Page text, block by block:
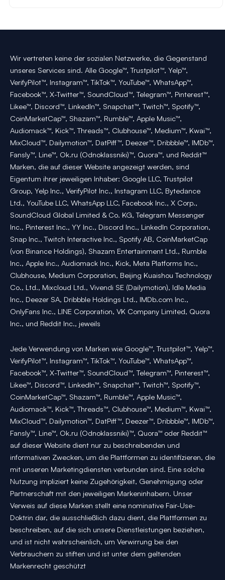
Wir vertreten keine der sozialen Netzwerke, die Gegenstand
unseres Services sind. Alle Google™, Trustpilot™, Yelp™,
VerifyPilot™, Instagram™, TikTok™, YouTube™, WhatsApp™,
Facebook™, X-Twitter™, SoundCloud™, Telegram™, Pinterest™,
Likee™, Discord™, LinkedIn™, Snapchat™, Twitch™, Spotify™,
CoinMarketCap™, Shazam™, Rumble™, Apple Music™,
Audiomack™, Kick™, Threads™, Clubhouse™, Medium™, Kwai™,
MixCloud™, Dailymotion™, DatPiff™, Deezer™, Dribbble™, IMDb™,
Fansly™, Line™, Ok.ru (Odnoklassniki)™, Quora™, und Reddit™
Marken, die auf dieser Website angezeigt werden, sind
Eigentum ihrer jeweiligen Inhaber: Google LLC, Trustpilot
Group, Yelp Inc., VerifyPilot Inc., Instagram LLC, Bytedance
Ltd., YouTube LLC, WhatsApp LLC, Facebook Inc., X Corp.,
SoundCloud Global Limited & Co. KG, Telegram Messenger
Inc., Pinterest Inc., YY Inc., Discord Inc., LinkedIn Corporation,
Snap Inc., Twitch Interactive Inc., Spotify AB, CoinMarketCap
(von Binance Holdings), Shazam Entertainment Ltd., Rumble
Inc., Apple Inc., Audiomack Inc., Kick, Meta Platforms Inc.,
Clubhouse, Medium Corporation, Beijing Kuaishou Technology
Co., Ltd., Mixcloud Ltd., Vivendi SE (Dailymotion), Idle Media
Inc., Deezer SA, Dribbble Holdings Ltd., IMDb.com Inc.,
OnlyFans Inc., LINE Corporation, VK Company Limited, Quora
Inc., und Reddit Inc., jeweils
Jede Verwendung von Marken wie Google™, Trustpilot™, Yelp™,
VerifyPilot™, Instagram™, TikTok™, YouTube™, WhatsApp™,
Facebook™, X-Twitter™, SoundCloud™, Telegram™, Pinterest™,
Likee™, Discord™, LinkedIn™, Snapchat™, Twitch™, Spotify™,
CoinMarketCap™, Shazam™, Rumble™, Apple Music™,
Audiomack™, Kick™, Threads™, Clubhouse™, Medium™, Kwai™,
MixCloud™, Dailymotion™, DatPiff™, Deezer™, Dribbble™, IMDb™,
Fansly™, Line™, Ok.ru (Odnoklassniki)™, Quora™ oder Reddit™
auf dieser Website dient nur zu beschreibenden und
informativen Zwecken, um die Plattformen zu identifizieren, die
mit unseren Marketingdiensten verbunden sind. Eine solche
Nutzung impliziert keine Zugehörigkeit, Genehmigung oder
Partnerschaft mit den jeweiligen Markeninhabern. Unser
Verweis auf diese Marken stellt eine nominative Fair-Use-
Doktrin dar, die ausschließlich dazu dient, die Plattformen zu
beschreiben, auf die sich unsere Dienstleistungen beziehen,
und ist nicht wahrscheinlich, um Verwirrung bei den
Verbrauchern zu stiften und ist unter dem geltenden
Markenrecht geschützt